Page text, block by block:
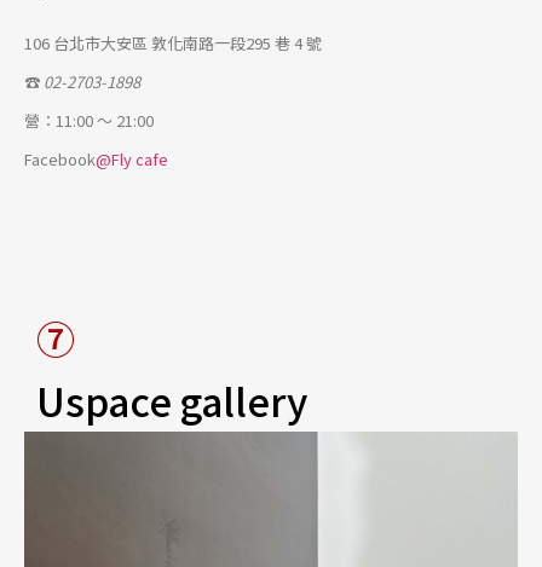
106 台北市大安區 敦化南路一段295 巷 4 號
☎ 02-2703-1898
營：11:00 ～ 21:00
Facebook@Fly cafe
⑦
Uspace gallery